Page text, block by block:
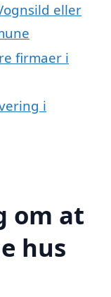
eller
firmaer i
i
om at
hus